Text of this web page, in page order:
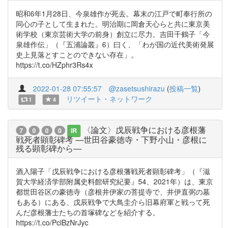
昭和6年1月28日、今泉雄作が死去。幕末の江戸で町奉行所の
同心の子として生まれた。明治期に岡倉天心らと共に東京美
術学校（東京芸術大学の前身）創立に尽力。吉田千鶴子「今
泉雄作伝」（『五浦論叢』6）曰く、「わが国の近代美術発展
史上見落とすことのできない存在」。
https://t.co/HZphr3Rs4x
2022-01-28 07:55:57 @zasetsushirazu (投稿一覧)
1 4 リツイート・ネットワーク
7 0 0 0 IR
〈論文〉戊辰戦争における彦根藩
戦死者顕彰碑考 ―世田谷豪徳寺・下野小山・彦根に
残る顕彰碑から―
酒入陽子「戊辰戦争における彦根藩戦死者顕彰碑考」（『滋
賀大学経済学部附属史料館研究紀要』54、2021年）は、東京
都世田谷区の豪徳寺（彦根井伊家の菩提寺で、井伊直弼の墓
もある）にある、戊辰戦争で大鳥圭介ら旧幕府軍と戦って死
んだ彦根藩士たちの首塚碑などを紹介する。
https://t.co/PclBzNrJyc